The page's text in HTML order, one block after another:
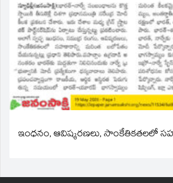
ఇంధనం, ఆవిష్కరణలు, సాంకేతికతలలో